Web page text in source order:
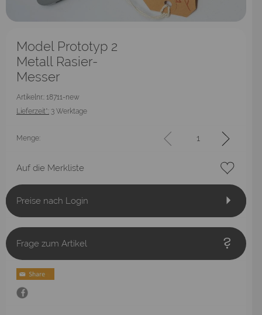
Model Prototyp 2
Metall Rasier-
Messer
Artikelnr.: 18711-new
Lieferzeit*: 3 Werktage
Menge:
Auf die Merkliste
Preise nach Login
Frage zum Artikel